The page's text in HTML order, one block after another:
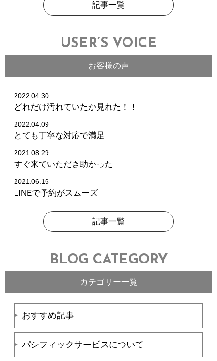
記事一覧
USER’S VOICE
お客様の声
2022.04.30
どれだけ汚れていたか見れた！！
2022.04.09
とても丁寧な対応で満足
2021.08.29
すぐ来ていただき助かった
2021.06.16
LINEで予約がスムーズ
記事一覧
BLOG CATEGORY
カテゴリー一覧
おすすめ記事
パシフィックサービスについて